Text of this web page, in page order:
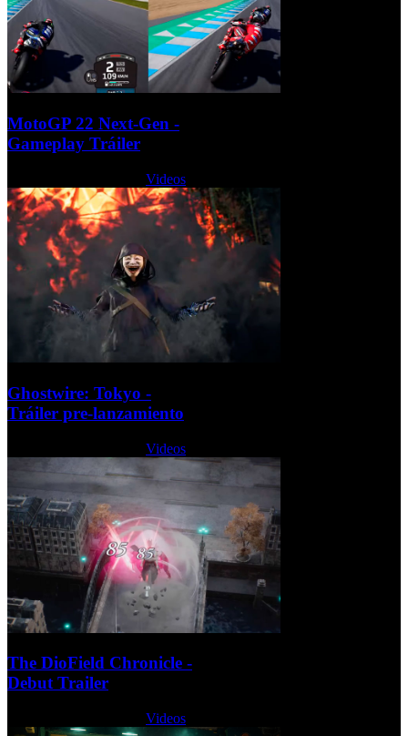
MotoGP 22 Next-Gen -
Gameplay Tráiler
Videos
Ghostwire: Tokyo -
Tráiler pre-lanzamiento
Videos
The DioField Chronicle -
Debut Trailer
Videos